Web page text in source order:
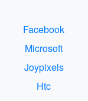
Facebook
Microsoft
Joypixels
Htc